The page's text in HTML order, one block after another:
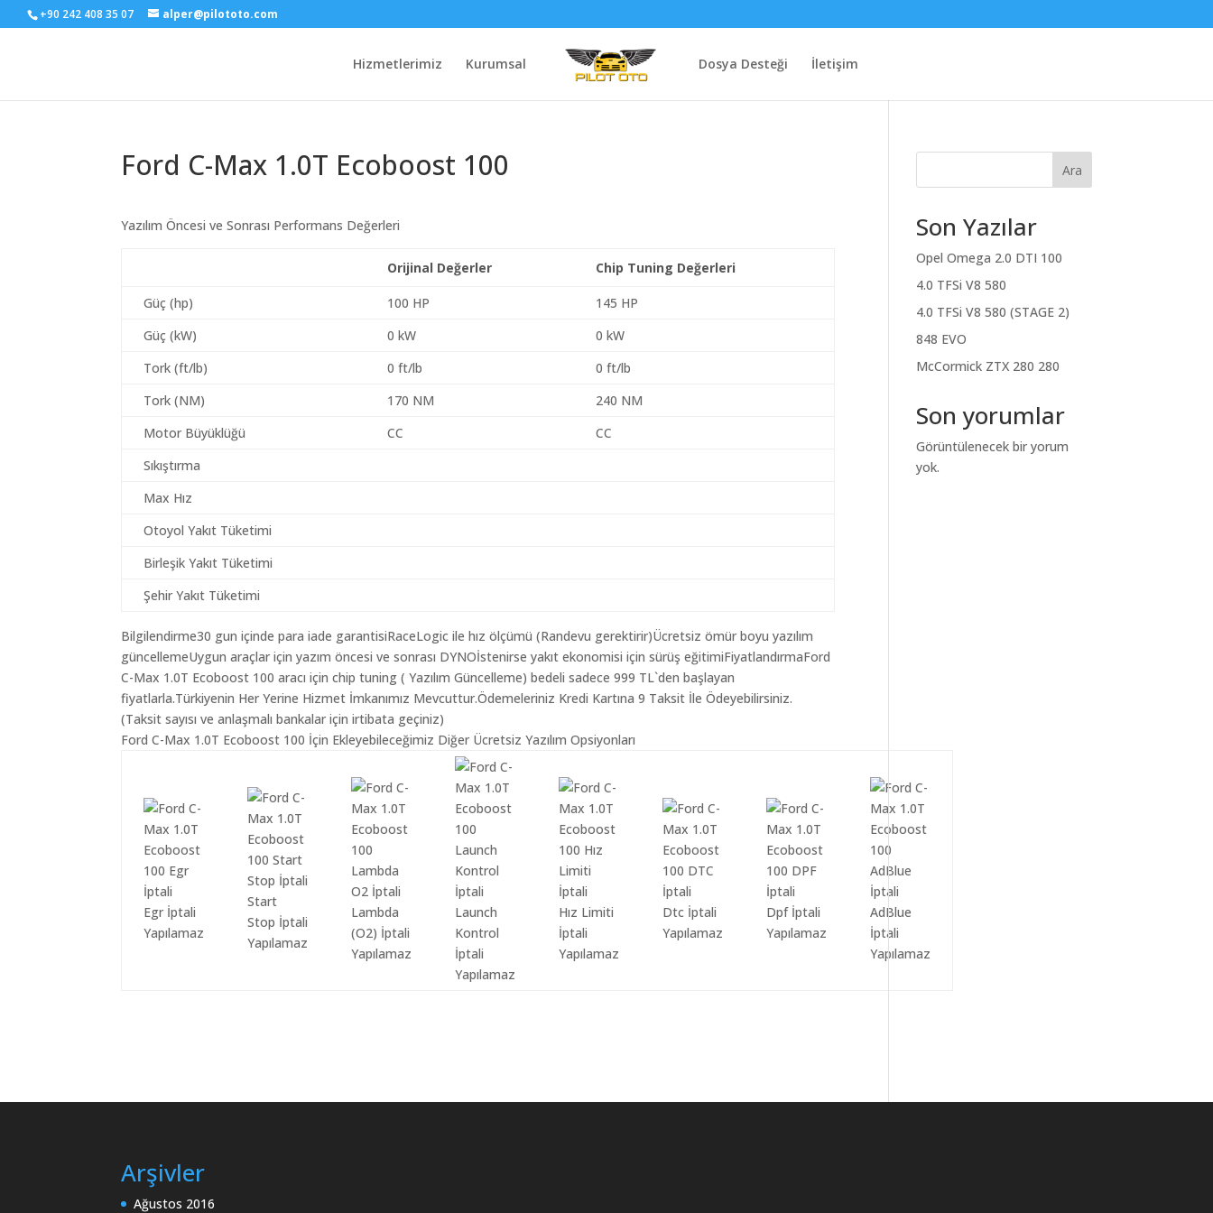
+90 242 408 35 07 alper@pilototo.com
Hizmetlerimiz Kurumsal Dosya Desteği İletişim
Ford C-Max 1.0T Ecoboost 100
Yazılım Öncesi ve Sonrası Performans Değerleri
Orijinal Değerler Chip Tuning Değerleri
Güç (hp) 100 HP
145 HP
Güç (kW)
0 kW
0 kW
Tork (ft/lb)
0 ft/lb
0 ft/lb
Tork (NM)
170 NM
240 NM
Motor Büyüklüğü
CC
CC
Sıkıştırma
Max Hız
Otoyol Yakıt Tüketimi
Birleşik Yakıt Tüketimi
Şehir Yakıt Tüketimi
Bilgilendirme30 gun içinde para iade garantisiRaceLogic ile hız ölçümü (Randevu gerektirir)Ücretsiz ömür boyu yazılım
güncellemeUygun araçlar için yazım öncesi ve sonrası DYNOİstenirse yakıt ekonomisi için sürüş eğitimiFiyatlandırmaFord
C-Max 1.0T Ecoboost 100 aracı için chip tuning ( Yazılım Güncelleme) bedeli sadece 999 TL`den başlayan
fiyatlarla.Türkiyenin Her Yerine Hizmet İmkanımız Mevcuttur.Ödemeleriniz Kredi Kartına 9 Taksit İle Ödeyebilirsiniz.
(Taksit sayısı ve anlaşmalı bankalar için irtibata geçiniz)
Ford C-Max 1.0T Ecoboost 100 İçin Ekleyebileceğimiz Diğer Ücretsiz Yazılım Opsiyonları
Egr İptali
Yapılamaz
Start
Stop İptali
Yapılamaz
Lambda
(O2) İptali
Yapılamaz
Launch
Kontrol
İptali
Yapılamaz
Hız Limiti
İptali
Yapılamaz
Dtc İptali
Yapılamaz
Dpf İptali
Yapılamaz
AdBlue
İptali
Yapılamaz
Ara
Son Yazılar
Opel Omega 2.0 DTI 100
4.0 TFSi V8 580
4.0 TFSi V8 580 (STAGE 2)
848 EVO
McCormick ZTX 280 280
Son yorumlar
Görüntülenecek bir yorum
yok.
Arşivler
Ağustos 2016